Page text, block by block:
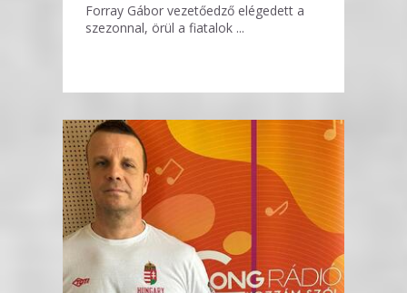
Forray Gábor vezetőedző elégedett a
szezonnal, örül a fiatalok ...